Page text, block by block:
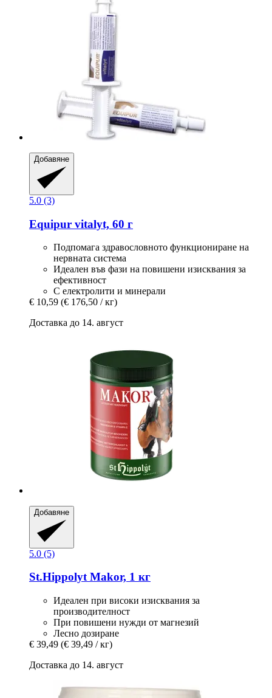
Добавяне
5.0 (3)
Equipur vitalyt, 60 г
Подпомага здравословното функциониране на
нервната система
Идеален във фази на повишени изисквания за
ефективност
С електролити и минерали
€ 10,59 (€ 176,50 / кг)
Доставка до 14. август
Добавяне
5.0 (5)
St.HippolytMakor, 1 кг
Идеален при високи изисквания за
производителност
При повишени нужди от магнезий
Лесно дозиране
€ 39,49 (€ 39,49 / кг)
Доставка до 14. август